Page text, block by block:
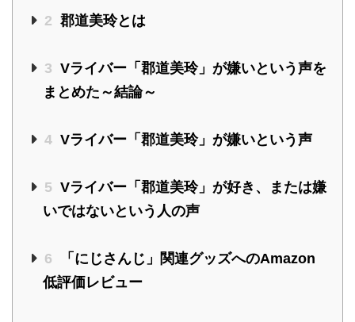
2 郡道美玲とは
3 Vライバー「郡道美玲」が嫌いという声を
まとめた～結論～
4 Vライバー「郡道美玲」が嫌いという声
5 Vライバー「郡道美玲」が好き、または嫌
いではないという人の声
6
「にじさんじ」関連グッズへのAmazon
低評価レビュー